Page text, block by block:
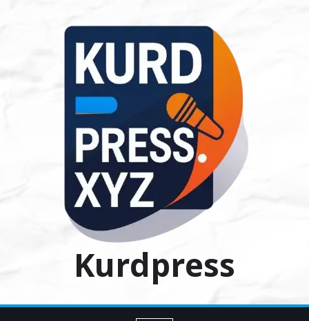
Kurdpress